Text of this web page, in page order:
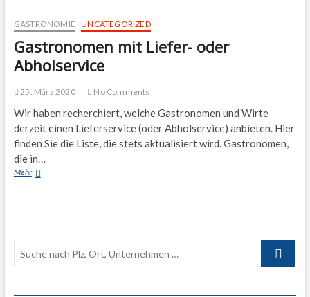
mit
Bestell-
und
Lieferservice
GASTRONOMIE UNCATEGORIZED
Gastronomen mit Liefer- oder
Abholservice
25. März 2020 No Comments
Wir haben recherchiert, welche Gastronomen und Wirte
derzeit einen Lieferservice (oder Abholservice) anbieten. Hier
finden Sie die Liste, die stets aktualisiert wird. Gastronomen,
die in…
MehrGastronomen
Suche
nach
Ort,